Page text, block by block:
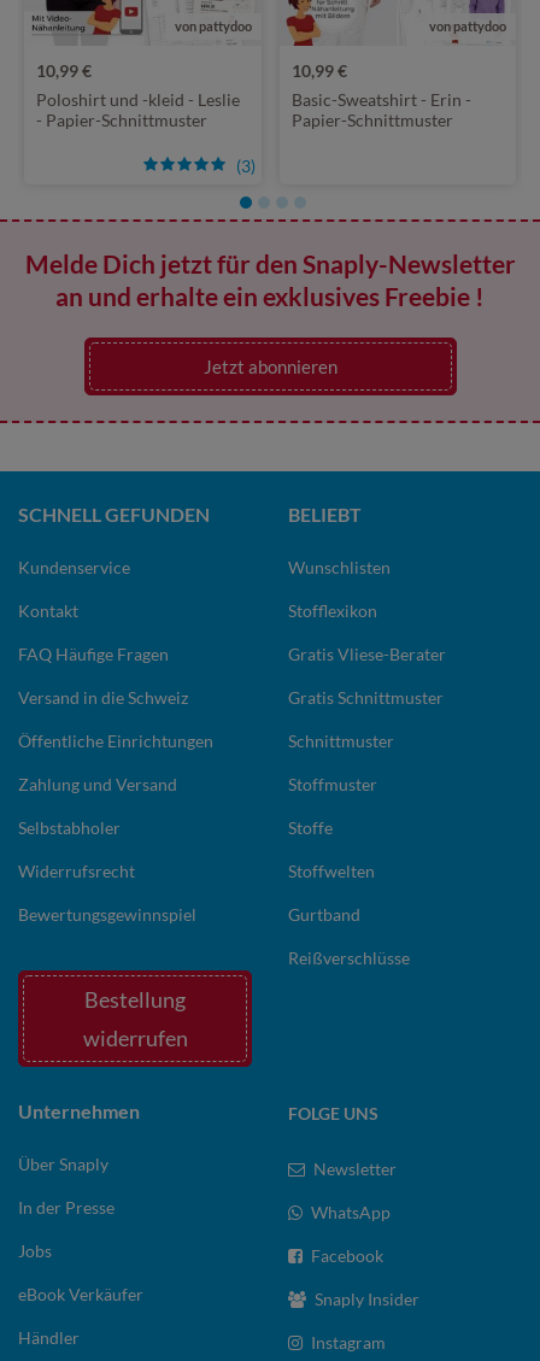
von pattydoo
(3)
10,99 €
Poloshirt und -kleid - Leslie
- Papier-Schnittmuster
von pattydoo
10,99 €
Basic-Sweatshirt - Erin -
Papier-Schnittmuster
Melde Dich jetzt für den Snaply-Newsletter
an und erhalte ein exklusives Freebie !
Jetzt abonnieren
SCHNELL GEFUNDEN
Kundenservice
Kontakt
FAQ Häufige Fragen
Versand in die Schweiz
Öffentliche Einrichtungen
Zahlung und Versand
Selbstabholer
Widerrufsrecht
Bewertungsgewinnspiel
Bestellung
widerrufen
BELIEBT
Wunschlisten
Stofflexikon
Gratis Vliese-Berater
Gratis Schnittmuster
Schnittmuster
Stoffmuster
Stoffe
Stoffwelten
Gurtband
Reißverschlüsse
Unternehmen
Über Snaply
In der Presse
Jobs
eBook Verkäufer
Händler
FOLGE UNS
Newsletter
WhatsApp
Facebook
Snaply Insider
Instagram